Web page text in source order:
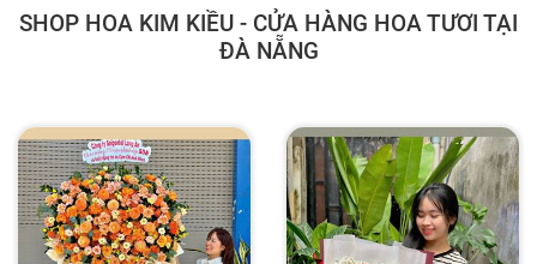
SHOP HOA KIM KIỀU - CỬA HÀNG HOA TƯƠI TẠI
ĐÀ NẴNG